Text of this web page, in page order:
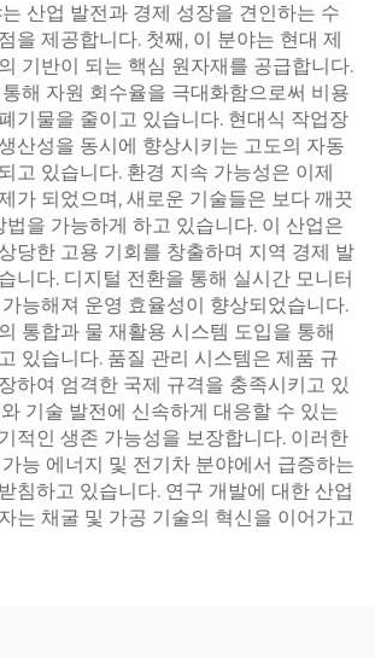
산업 발전과 경제 성장을 견인하는 수
을 제공합니다. 첫째, 이 분야는 현대 제
기반이 되는 핵심 원자재를 공급합니다.
해 자원 회수율을 극대화함으로써 비용
기물을 줄이고 있습니다. 현대식 작업장
산성을 동시에 향상시키는 고도의 자동
고 있습니다. 환경 지속 가능성은 이제
가 되었으며, 새로운 기술들은 보다 깨끗
법을 가능하게 하고 있습니다. 이 산업은
당한 고용 기회를 창출하며 지역 경제 발
니다. 디지털 전환을 통해 실시간 모니터
능해져 운영 효율성이 향상되었습니다.
통합과 물 재활용 시스템 도입을 통해
있습니다. 품질 관리 시스템은 제품 규
하여 엄격한 국제 규격을 충족시키고 있
기술 발전에 신속하게 대응할 수 있는
적인 생존 가능성을 보장합니다. 이러한
능 에너지 및 전기차 분야에서 급증하는
침하고 있습니다. 연구 개발에 대한 산업
는 채굴 및 가공 기술의 혁신을 이어가고